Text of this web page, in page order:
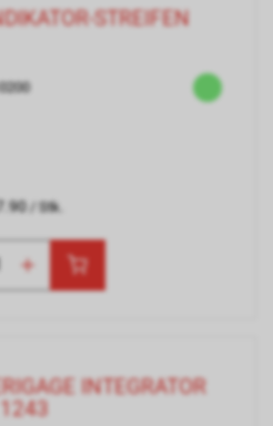
STREIFEN
/ Stk.
INTEGRATOR
1243